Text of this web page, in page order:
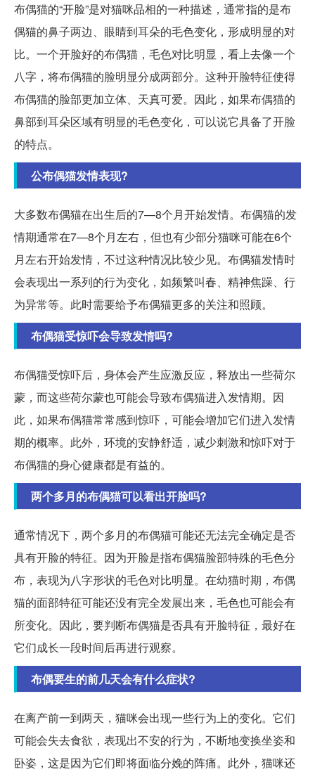
布偶猫的“开脸”是对猫咪品相的一种描述，通常指的是布
偶猫的鼻子两边、眼睛到耳朵的毛色变化，形成明显的对
比。一个开脸好的布偶猫，毛色对比明显，看上去像一个
八字，将布偶猫的脸明显分成两部分。这种开脸特征使得
布偶猫的脸部更加立体、天真可爱。因此，如果布偶猫的
鼻部到耳朵区域有明显的毛色变化，可以说它具备了开脸
的特点。
公布偶猫发情表现?
大多数布偶猫在出生后的7—8个月开始发情。布偶猫的发
情期通常在7—8个月左右，但也有少部分猫咪可能在6个
月左右开始发情，不过这种情况比较少见。布偶猫发情时
会表现出一系列的行为变化，如频繁叫春、精神焦躁、行
为异常等。此时需要给予布偶猫更多的关注和照顾。
布偶猫受惊吓会导致发情吗?
布偶猫受惊吓后，身体会产生应激反应，释放出一些荷尔
蒙，而这些荷尔蒙也可能会导致布偶猫进入发情期。因
此，如果布偶猫常常感到惊吓，可能会增加它们进入发情
期的概率。此外，环境的安静舒适，减少刺激和惊吓对于
布偶猫的身心健康都是有益的。
两个多月的布偶猫可以看出开脸吗?
通常情况下，两个多月的布偶猫可能还无法完全确定是否
具有开脸的特征。因为开脸是指布偶猫脸部特殊的毛色分
布，表现为八字形状的毛色对比明显。在幼猫时期，布偶
猫的面部特征可能还没有完全发展出来，毛色也可能会有
所变化。因此，要判断布偶猫是否具有开脸特征，最好在
它们成长一段时间后再进行观察。
布偶要生的前几天会有什么症状?
在离产前一到两天，猫咪会出现一些行为上的变化。它们
可能会失去食欲，表现出不安的行为，不断地变换坐姿和
卧姿，这是因为它们即将面临分娩的阵痛。此外，猫咪还